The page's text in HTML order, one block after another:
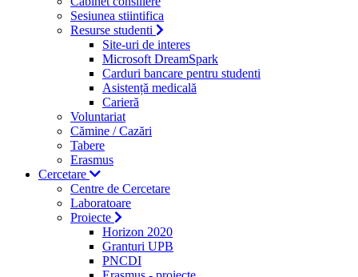
Sesiunea stiintifica
Resurse studenti
Site-uri de interes
Microsoft DreamSpark
Carduri bancare pentru studenti
Asistență medicală
Carieră
Voluntariat
Cămine / Cazări
Tabere
Erasmus
Cercetare
Centre de Cercetare
Laboratoare
Proiecte
Horizon 2020
Granturi UPB
PNCDI